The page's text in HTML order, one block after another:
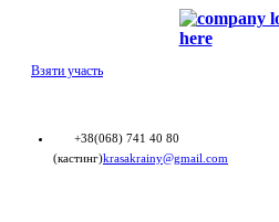
Взяти участь
+38(068) 741 40 80
(кастинг)krasakrainy@gmail.com